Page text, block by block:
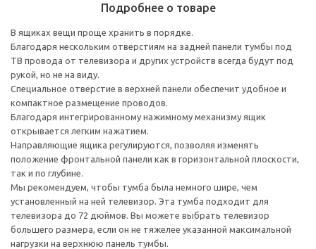
Подробнее о товаре
В ящиках вещи проще хранить в порядке.
Благодаря нескольким отверстиям на задней панели тумбы под
ТВ провода от телевизора и других устройств всегда будут под
рукой, но не на виду.
Специальное отверстие в верхней панели обеспечит удобное и
компактное размещение проводов.
Благодаря интегрированному нажимному механизму ящик
открывается легким нажатием.
Направляющие ящика регулируются, позволяя изменять
положение фронтальной панели как в горизонтальной плоскости,
так и по глубине.
Мы рекомендуем, чтобы тумба была немного шире, чем
установленный на ней телевизор. Эта тумба подходит для
телевизора до 72 дюймов. Вы можете выбрать телевизор
большего размера, если он не тяжелее указанной максимальной
нагрузки на верхнюю панель тумбы.